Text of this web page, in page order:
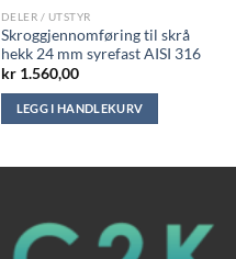
DELER / UTSTYR
Skroggjennomføring til skrå
hekk 24 mm syrefast AISI 316
kr1.560,00
LEGG I HANDLEKURV